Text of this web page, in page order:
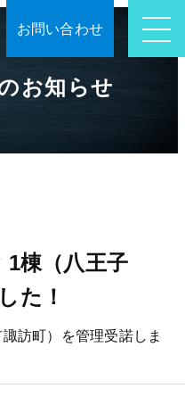
お問い合わせ
お知らせ
棟（八王子
た！
訪町）を管理受諾しま